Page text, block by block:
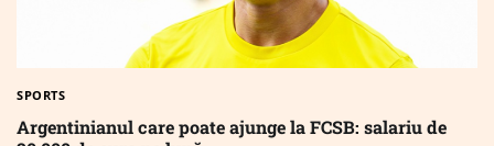
SPORTS
Argentinianul care poate ajunge la FCSB: salariu de